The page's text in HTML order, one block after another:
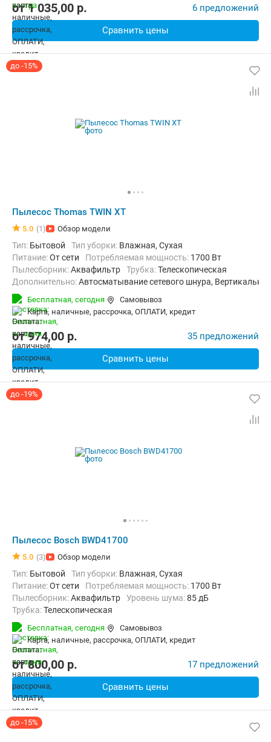
от1 035,00 p. 6 предложений
Сравнить цены
до -15%
Пылесос Thomas TWIN XT
5.0 (1) Обзор модели
Тип: Бытовой Тип уборки: Влажная, Сухая
питание:От сети Потребляемая мощность: 1700 Вт
пылесборник:Аквафильтр трубка:Телескопическая
Дополнительно:Автосматывание сетевого шнура,
Радиус действия:
Бесплатная, сегодня
Самовывоз
карта, наличные, рассрочка, ОПЛАТИ, кредит
от974,00 p. 35 предложений
Сравнить цены
до -19%
Пылесос Bosch BWD41700
5.0 (3) Обзор модели
Тип: Бытовой Тип уборки: Влажная, Сухая
питание:От сети Потребляемая мощность: 1700 Вт
пылесборник:Аквафильтр уровень шума:85 дБ
трубка:Телескопическая
Дополнительно:
Радиус действия:
9 м Вес:
Бесплатная, сегодня
Самовывоз
карта, наличные, рассрочка, ОПЛАТИ, кредит
от800,00 p. 17 предложений
Сравнить цены
до -15%